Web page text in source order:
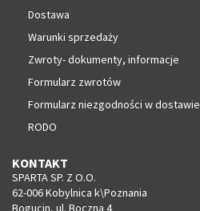
Dostawa
Warunki sprzedaży
Zwroty- dokumenty, informacje
Formularz zwrotów
Formularz niezgodności w dostawie
RODO
KONTAKT
SPARTA SP. Z O.O.
62-006 Kobylnica k\Poznania
Bogucin, ul. Boczna 4